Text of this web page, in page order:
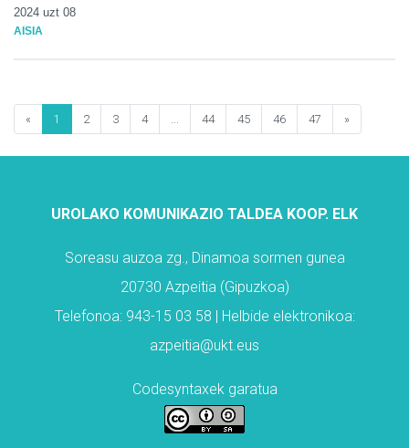
2024 uzt 08
AISIA
« 1 2 3 4 ... 44 45 46 47 »
UROLAKO KOMUNIKAZIO TALDEA KOOP. ELK
Soreasu auzoa zg., Dinamoa sormen gunea
20730 Azpeitia (Gipuzkoa)
Telefonoa: 943-15 03 58 | Helbide elektronikoa:
azpeitia@ukt.eus
Codesyntaxek garatua